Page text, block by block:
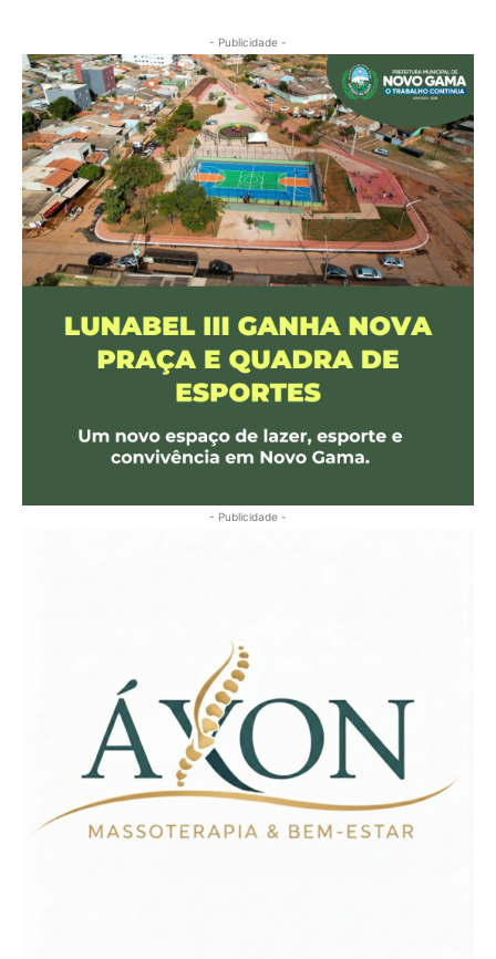
- Publicidade -
- Publicidade -